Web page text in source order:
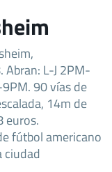
L-J 2PM-
90 vías de
14m de
euros.
fútbol americano
ciudad